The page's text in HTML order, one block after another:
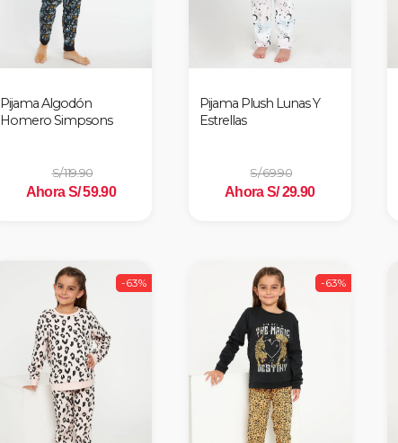
Pijama Algodón
Homero Simpsons
S/ 119.90
Ahora S/ 59.90
Pijama Plush Lunas Y
Estrellas
S/ 69.90
Ahora S/ 29.90
-63% -63%